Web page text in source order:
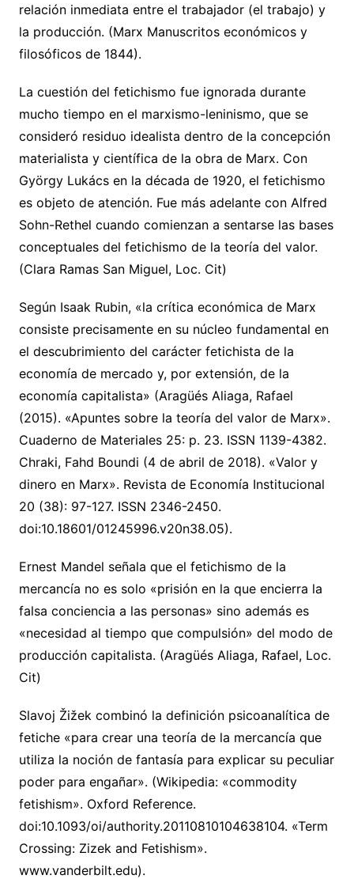
relación inmediata entre el trabajador (el trabajo) y
la producción. (Marx Manuscritos económicos y
filosóficos de 1844).
La cuestión del fetichismo fue ignorada durante
mucho tiempo en el marxismo-leninismo, que se
consideró residuo idealista dentro de la concepción
materialista y científica de la obra de Marx. Con
György Lukács en la década de 1920, el fetichismo
es objeto de atención. Fue más adelante con Alfred
Sohn-Rethel cuando comienzan a sentarse las bases
conceptuales del fetichismo de la teoría del valor.
(Clara Ramas San Miguel, Loc. Cit)
Según Isaak Rubin, «la crítica económica de Marx
consiste precisamente en su núcleo fundamental en
el descubrimiento del carácter fetichista de la
economía de mercado y, por extensión, de la
economía capitalista» (Aragüés Aliaga, Rafael
(2015). «Apuntes sobre la teoría del valor de Marx».
Cuaderno de Materiales 25: p. 23. ISSN 1139-4382.
Chraki, Fahd Boundi (4 de abril de 2018). «Valor y
dinero en Marx». Revista de Economía Institucional
20 (38): 97-127. ISSN 2346-2450.
doi:10.18601/01245996.v20n38.05).
Ernest Mandel señala que el fetichismo de la
mercancía no es solo «prisión en la que encierra la
falsa conciencia a las personas» sino además es
«necesidad al tiempo que compulsión» del modo de
producción capitalista. (Aragüés Aliaga, Rafael, Loc.
Cit)
Slavoj Žižek combinó la definición psicoanalítica de
fetiche «para crear una teoría de la mercancía que
utiliza la noción de fantasía para explicar su peculiar
poder para engañar». (Wikipedia: «commodity
fetishism». Oxford Reference.
doi:10.1093/oi/authority.20110810104638104. «Term
Crossing: Zizek and Fetishism».
www.vanderbilt.edu).